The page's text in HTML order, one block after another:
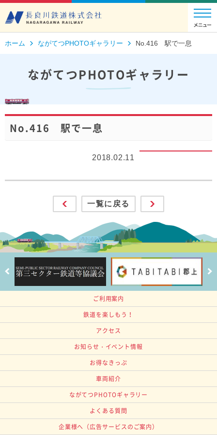
ホーム ながてつPHOTOギャラリー No.416 駅で一息
ながてつPHOTOギャラリー
No.416 駅で一息
2018.02.11
一覧に戻る
ご利用案内
鉄道を楽しもう！
アクセス
お知らせ・イベント情報
お得なきっぷ
車両紹介
ながてつPHOTOギャラリー
よくある質問
企業様へ （広告サービスのご案内）